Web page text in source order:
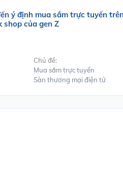
ý định mua sắm trực tuyến
của gen Z
Chủ đề:
Mua sắm trực tuyến
Sàn thương mại điện tử